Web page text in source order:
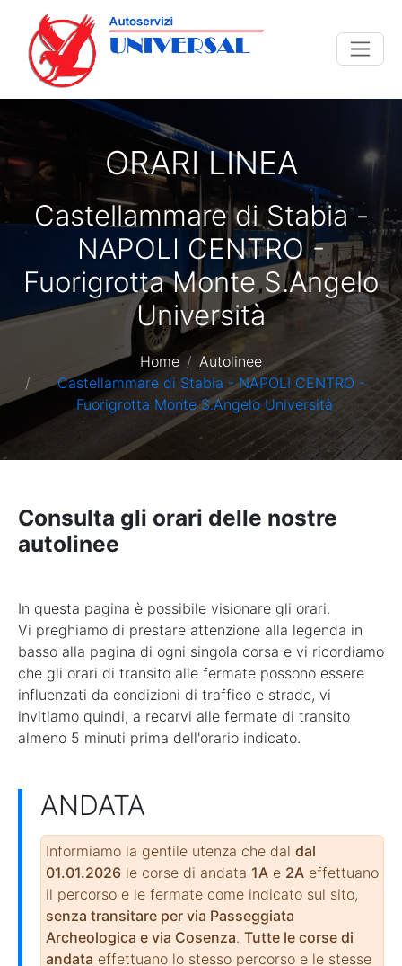
ORARI LINEA
Castellammare di Stabia -
NAPOLI CENTRO -
Fuorigrotta Monte S.Angelo
Università
Home
Autolinee
Castellammare di Stabia - NAPOLI CENTRO -
Fuorigrotta Monte S.Angelo Università
Consulta gli orari delle nostre
autolinee
In questa pagina è possibile visionare gli orari.
Vi preghiamo di prestare attenzione alla legenda in
basso alla pagina di ogni singola corsa e vi ricordiamo
che gli orari di transito alle fermate possono essere
influenzati da condizioni di traffico e strade, vi
invitiamo quindi, a recarvi alle fermate di transito
almeno 5 minuti prima dell'orario indicato.
ANDATA
Informiamo la gentile utenza che dal dal
01.01.2026 le corse di andata 1A e 2A effettuano
il percorso e le fermate come indicato sul sito,
senza transitare per via Passeggiata
Archeologica e via Cosenza. Tutte le corse di
andata effettuano lo stesso percorso e le stesse